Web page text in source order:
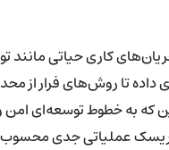
کاری حیاتی مانند
داده تا روش‌های فرار از
به خطوط توسعه‌ای امن
ریسک عملیاتی جدی